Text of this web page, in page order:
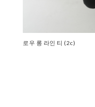
로우 롱 라인 티 (2c)